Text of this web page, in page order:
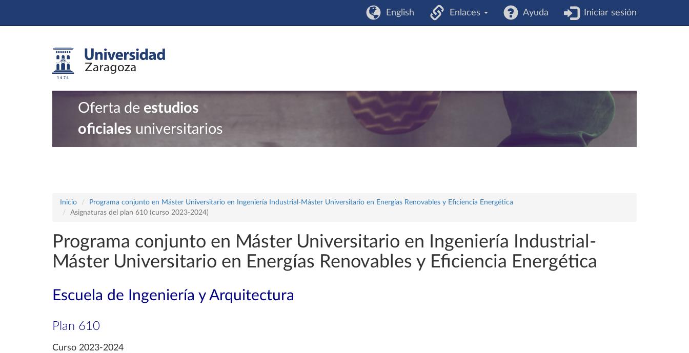
English Enlaces Ayuda Iniciar sesión
Oferta de estudios
oficiales universitarios
Inicio
Programa conjunto en Máster Universitario en Ingeniería Industrial-Máster Universitario en Energías Renovables y Eficiencia Energética
Asignaturas del plan 610 (curso 2023-2024)
Programa conjunto en Máster Universitario en Ingeniería Industrial-
Máster Universitario en Energías Renovables y Eficiencia Energética
Escuela de Ingeniería y Arquitectura
Plan 610
Curso 2023-2024